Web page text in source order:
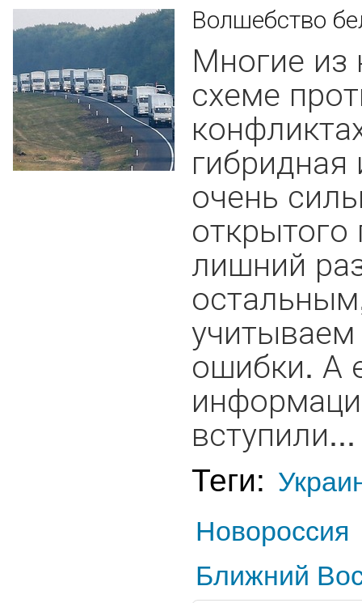
Волшебство
Многие из
схеме
очень
лишний
ошибки. А
вступили...
Теги:
Новороссия
Ближний